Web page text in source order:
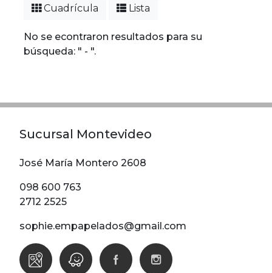
color
Abstracto
Botanico
Escoces Y
Espiga
Guardas
Infantiles
Cuadrícula
Lista
No se econtraron resultados para su
búsqueda: " - ".
Sucursal Montevideo
José María Montero 2608
098 600 763
2712 2525
sophie.empapelados@gmail.com